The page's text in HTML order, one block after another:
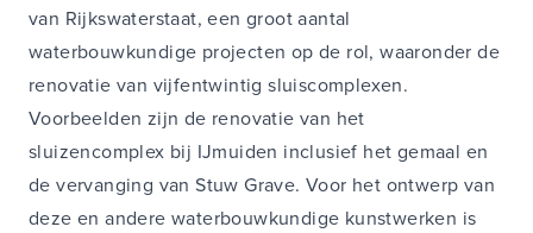
van Rijkswaterstaat, een groot aantal
waterbouwkundige projecten op de rol, waaronder de
renovatie van vijfentwintig sluiscomplexen.
Voorbeelden zijn de renovatie van het
sluizencomplex bij IJmuiden inclusief het gemaal en
de vervanging van Stuw Grave. Voor het ontwerp van
deze en andere waterbouwkundige kunstwerken is